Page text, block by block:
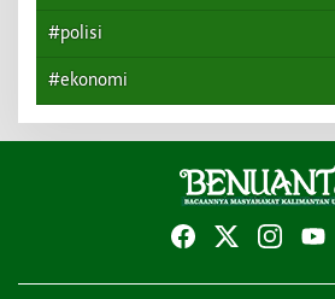
#polisi
#ekonomi